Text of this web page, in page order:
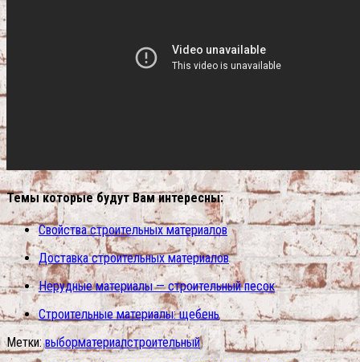
Темы которые будут Вам интересны:
Свойства строительных материалов
Доставка строительных материалов
Нерудные материалы — строительный песок
Строительные материалы: щебень
Метки: выборматериалстроительный